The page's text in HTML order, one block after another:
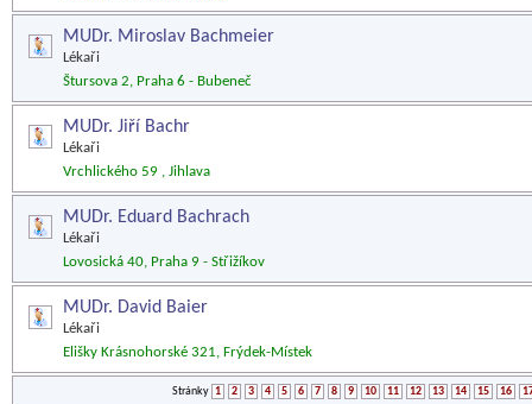
MUDr. Miroslav Bachmeier
Lékaři
Štursova 2, Praha 6 - Bubeneč
MUDr. Jiří Bachr
Lékaři
Vrchlického 59 , Jihlava
MUDr. Eduard Bachrach
Lékaři
Lovosická 40, Praha 9 - Střižíkov
MUDr. David Baier
Lékaři
Elišky Krásnohorské 321, Frýdek-Místek
Stránky 1 2 3 4 5 6 7 8 9 10 11 12 13 14 15 16